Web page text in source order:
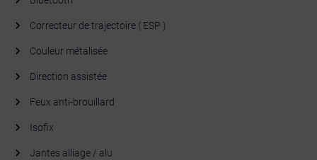
Correcteur de trajectoire ( ESP )
Couleur métalisée
Direction assistée
Feux anti-brouillard
Isofix
Jantes alliage / alu